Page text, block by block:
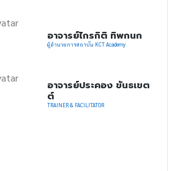
อาจารย์ไกรกิติ ทิพกนก
ผู้อำนวยการสถาบัน KCT Academy
อาจารย์ประคอง ขันธเขต
ต์
TRAINER & FACILITATOR